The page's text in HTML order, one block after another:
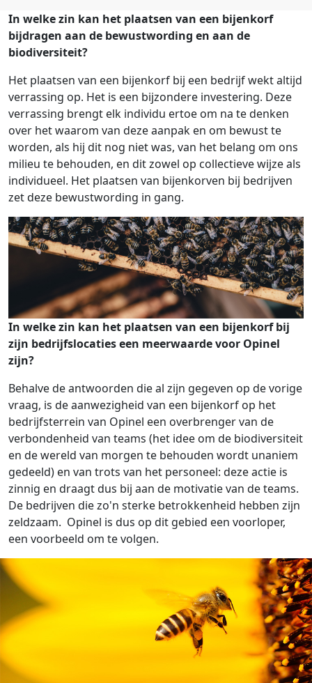
In welke zin kan het plaatsen van een bijenkorf
bijdragen aan de bewustwording en aan de
biodiversiteit?
Het plaatsen van een bijenkorf bij een bedrijf wekt altijd
verrassing op. Het is een bijzondere investering. Deze
verrassing brengt elk individu ertoe om na te denken
over het waarom van deze aanpak en om bewust te
worden, als hij dit nog niet was, van het belang om ons
milieu te behouden, en dit zowel op collectieve wijze als
individueel. Het plaatsen van bijenkorven bij bedrijven
zet deze bewustwording in gang.
In welke zin kan het plaatsen van een bijenkorf bij
zijn bedrijfslocaties een meerwaarde voor Opinel
zijn?
Behalve de antwoorden die al zijn gegeven op de vorige
vraag, is de aanwezigheid van een bijenkorf op het
bedrijfsterrein van Opinel een overbrenger van de
verbondenheid van teams (het idee om de biodiversiteit
en de wereld van morgen te behouden wordt unaniem
gedeeld) en van trots van het personeel: deze actie is
zinnig en draagt dus bij aan de motivatie van de teams.
De bedrijven die zo'n sterke betrokkenheid hebben zijn
zeldzaam. Opinel is dus op dit gebied een voorloper,
een voorbeeld om te volgen.